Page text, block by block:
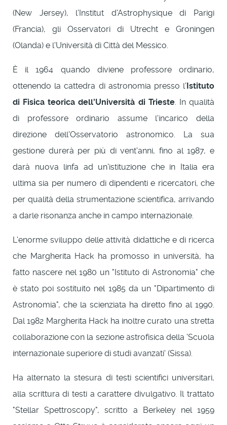
(New Jersey), l'Institut d'Astrophysique di Parigi
(Francia), gli Osservatori di Utrecht e Groningen
(Olanda) e l'Università di Città del Messico.
È il 1964 quando diviene professore ordinario,
ottenendo la cattedra di astronomia presso l'Istituto
di Fisica teorica dell'Università di Trieste. In qualità
di professore ordinario assume l'incarico della
direzione dell'Osservatorio astronomico. La sua
gestione durerà per più di vent'anni, fino al 1987, e
darà nuova linfa ad un'istituzione che in Italia era
ultima sia per numero di dipendenti e ricercatori, che
per qualità della strumentazione scientifica, arrivando
a darle risonanza anche in campo internazionale.
L'enorme sviluppo delle attività didattiche e di ricerca
che Margherita Hack ha promosso in università, ha
fatto nascere nel 1980 un "Istituto di Astronomia" che
è stato poi sostituito nel 1985 da un "Dipartimento di
Astronomia", che la scienziata ha diretto fino al 1990.
Dal 1982 Margherita Hack ha inoltre curato una stretta
collaborazione con la sezione astrofisica della 'Scuola
internazionale superiore di studi avanzati' (Sissa).
Ha alternato la stesura di testi scientifici universitari,
alla scrittura di testi a carattere divulgativo. Il trattato
"Stellar Spettroscopy", scritto a Berkeley nel 1959